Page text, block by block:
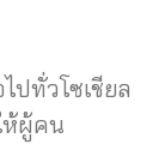
ทั่วโซเชียล
ห้ผู้คน